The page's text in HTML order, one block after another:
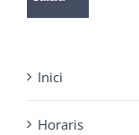
un
Inici
Horaris